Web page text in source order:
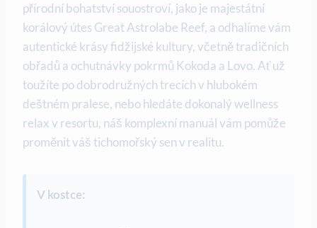
přírodní bohatství souostroví, jako je majestátní
korálový útes Great Astrolabe Reef, a odhalíme vám
autentické krásy fidžijské kultury, včetně tradičních
obřadů a ochutnávky pokrmů Kokoda a Lovo. Ať už
toužíte po dobrodružných trecích v hlubokém
deštném pralese, nebo hledáte dokonalý wellness
relax v resortu, náš komplexní manuál vám pomůže
proměnit váš tichomořský sen v realitu.
V kostce: